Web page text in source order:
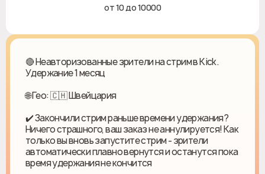
от 10 до 10000
🔴 Неавторизованные зрители на стрим в Kick.
Удержание 1 месяц
🌐 Гео: 🇨🇭 Швейцария
✔️ Закончили стрим раньше времени удержания?
Ничего страшного, ваш заказ не аннулируется! Как
только вы вновь запустите стрим - зрители
автоматически плавно вернутся и останутся пока
время удержания не кончится